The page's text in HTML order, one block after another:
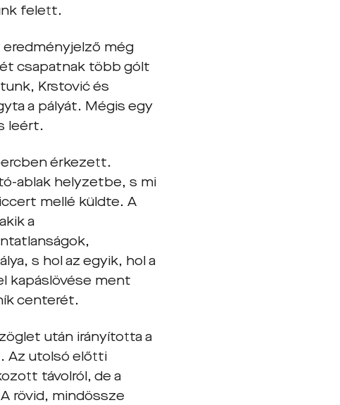
felett.
eredményjelző még
csapatnak több gólt
Krstović és
a pályát. Mégis egy
leért.
érkezett.
ablak helyzetbe, s mi
mellé küldte. A
a
s hol az egyik, hol a
kapáslövése ment
centerét.
után irányította a
Az utolsó előtti
távolról, de a
rövid, mindössze